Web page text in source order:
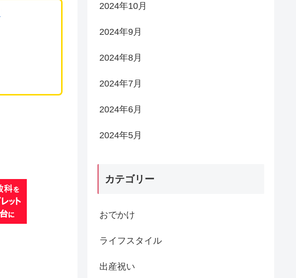
2024年10月
2024年9月
2024年8月
2024年7月
2024年6月
2024年5月
カテゴリー
おでかけ
ライフスタイル
出産祝い